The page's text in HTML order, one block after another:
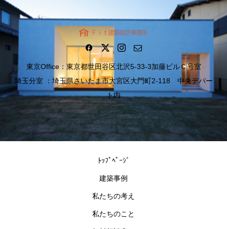
東京Office：東京都世田谷区北沢5-33-3加藤ビルＣ号室
埼玉分室 ：埼玉県さいたま市大宮区大門町2-118 中央デパー
ト内
ﾄｯﾌﾟﾍﾟｰｼﾞ
建築事例
私たちの考え
私たちのこと